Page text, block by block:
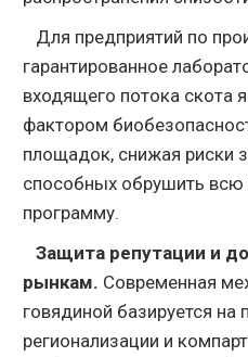
Для предприятий по
гарантированное
входящего потока скота
фактором
площадок, снижая риски
способных обрушить всю
программу.
Защита репутации и
рынкам. Современная
говядиной базируется на
регионализации и